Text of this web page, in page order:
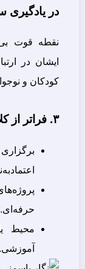
در یادگیری
نقطه قوت
ایشان در
کودکان و
۳. فراتر از کلاس؛ مسیر هنری تا استودیو
حرفه‌ای.
محیط
آموزشی.